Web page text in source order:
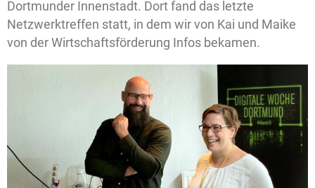
Dortmunder Innenstadt. Dort fand das letzte
Netzwerktreffen statt, in dem wir von Kai und Maike
von der Wirtschaftsförderung Infos bekamen.